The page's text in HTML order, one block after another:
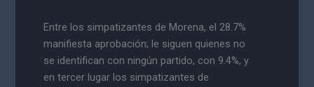
Entre los simpatizantes de Morena, el 28.7%
manifiesta aprobación; le siguen quienes no
se identifican con ningún partido, con 9.4%, y
en tercer lugar los simpatizantes de